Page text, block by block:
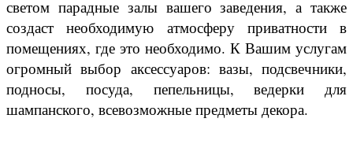
светом парадные залы вашего заведения, а также
создаст необходимую атмосферу приватности в
помещениях, где это необходимо. К Вашим услугам
огромный выбор аксессуаров: вазы, подсвечники,
подносы, посуда, пепельницы, ведерки для
шампанского, всевозможные предметы декора.